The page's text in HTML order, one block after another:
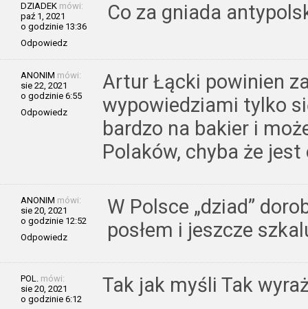
DZIADEK mówi:
paź 1, 2021
o godzinie 13:36
Odpowiedz
Co za gniada
ANONIM mówi:
sie 22, 2021
o godzinie 6:55
Odpowiedz
Artur Łącki powinien
wypowiedziami tylko
bardzo na bakier i
Polaków, chyba że
ANONIM mówi:
sie 20, 2021
o godzinie 12:52
Odpowiedz
W Polsce „dziad”
posłem i jeszcze
POL. mówi:
sie 20, 2021
o godzinie 6:12
Tak jak myśli Tak